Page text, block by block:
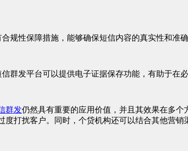
规性保障措施，能够确保短信内容的真实性和准确
群发平台可以提供电子证据保存功能，有助于在
群发仍然具有重要的应用价值，并且其效果在多
度打扰客户。同时，个贷机构还可以结合其他营